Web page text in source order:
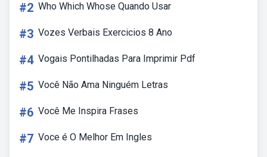
#2 Who Which Whose Quando Usar
#3 Vozes Verbais Exercicios 8 Ano
#4 Vogais Pontilhadas Para Imprimir Pdf
#5 Você Não Ama Ninguém Letras
#6 Você Me Inspira Frases
#7 Voce é O Melhor Em Ingles